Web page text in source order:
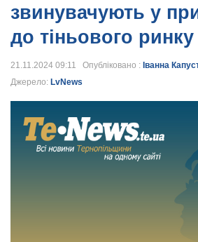
звинувачують у
до тіньового
21.11.2024 09:11 Опубліковано : Іванна
Джерело: LvNews